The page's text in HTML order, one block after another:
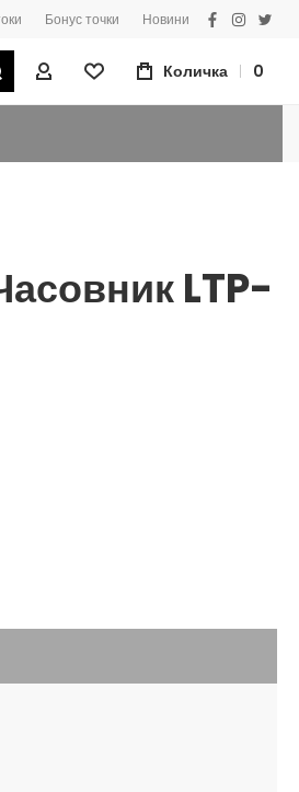
Бонус точки Новини
facebook
Търсене
Моят ПрофилКоличка 0
LTP-